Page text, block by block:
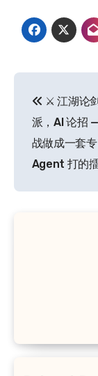
章
导
航
⚔️ 江湖论
派，AI 论招
战做成一套
Agent 打的